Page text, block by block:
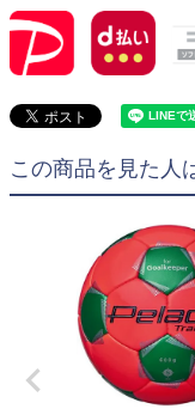
この商品を見た人